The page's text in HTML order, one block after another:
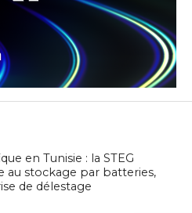
en Tunisie : la STEG
au stockage par batteries,
de délestage